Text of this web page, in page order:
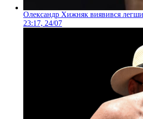
Олександр Хижняк виявився
23:17, 24/07